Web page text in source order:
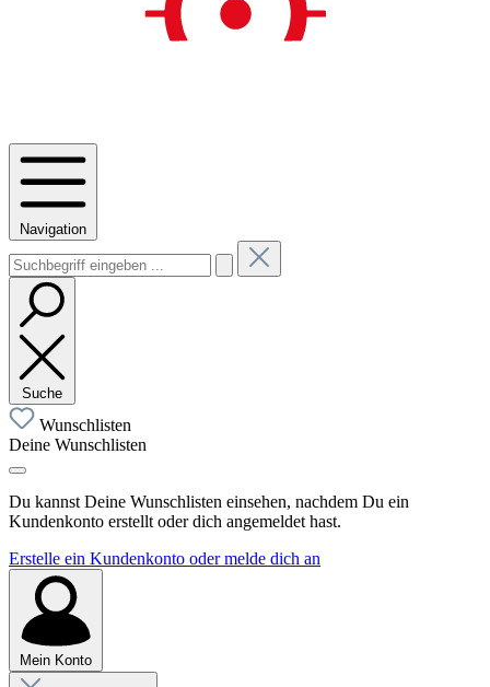
Navigation
Suche
Wunschlisten
Deine Wunschlisten
Du kannst Deine Wunschlisten einsehen, nachdem Du ein
Kundenkonto erstellt oder dich angemeldet hast.
Erstelle ein Kundenkonto oder melde dich an
Mein Konto